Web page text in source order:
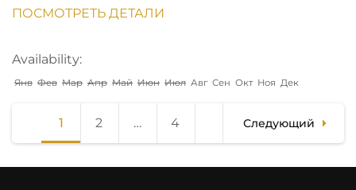
ПОСМОТРЕТЬ ДЕТАЛИ
Availability:
Янв Фев Мар Апр Май Июн Июл Авг Сен Окт Ноя Дек
Пагинация
записей
Page
1 Page
2 … Page
4 Следующий